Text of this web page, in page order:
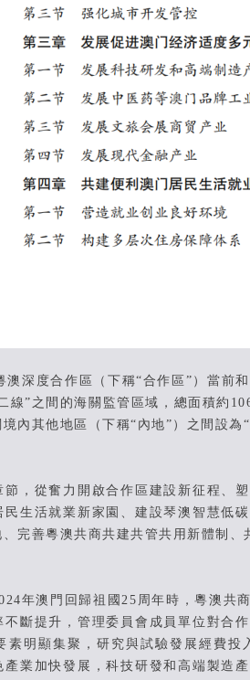
度合作區（下稱“合作區”）當前和
線”之間的海關監管區域，總面積約
內其他地區（下稱“內地”）之間設為“
從奮力開啟合作區建設新征程、塑
民生活就業新家園、建設琴澳智慧低
完善粵澳共商共建共管共用新體制
澳門回歸祖國25周年時，粵澳共
斷提升，管理委員會成員單位對合
素明顯集聚，研究與試驗發展經費
業加快發展，科技研發和高端製造